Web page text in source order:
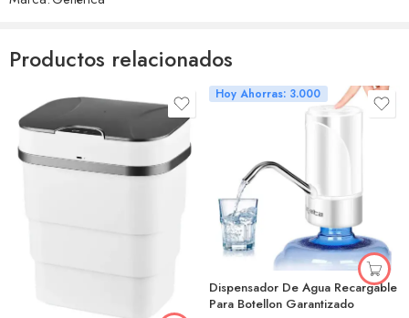
Productos relacionados
Hoy Ahorras: 3.000
Dispensador De Agua Recargable
Para Botellon Garantizado